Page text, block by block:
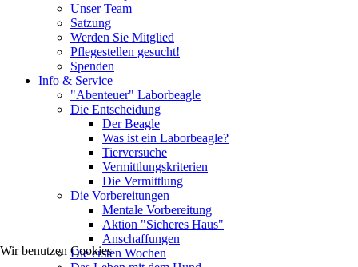
Unser Team
Satzung
Werden Sie Mitglied
Pflegestellen gesucht!
Spenden
Info & Service
"Abenteuer" Laborbeagle
Die Entscheidung
Der Beagle
Was ist ein Laborbeagle?
Tierversuche
Vermittlungskriterien
Die Vermittlung
Die Vorbereitungen
Mentale Vorbereitung
Aktion "Sicheres Haus"
Anschaffungen
Die ersten Wochen
Wir benutzen Cookies